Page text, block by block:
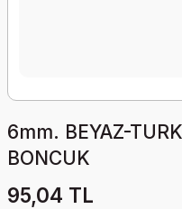
6mm. BEYAZ-
BONCUK
95,04 TL